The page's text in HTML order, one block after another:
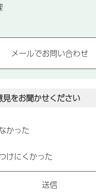
をお聞かせください
かった
けにくかった